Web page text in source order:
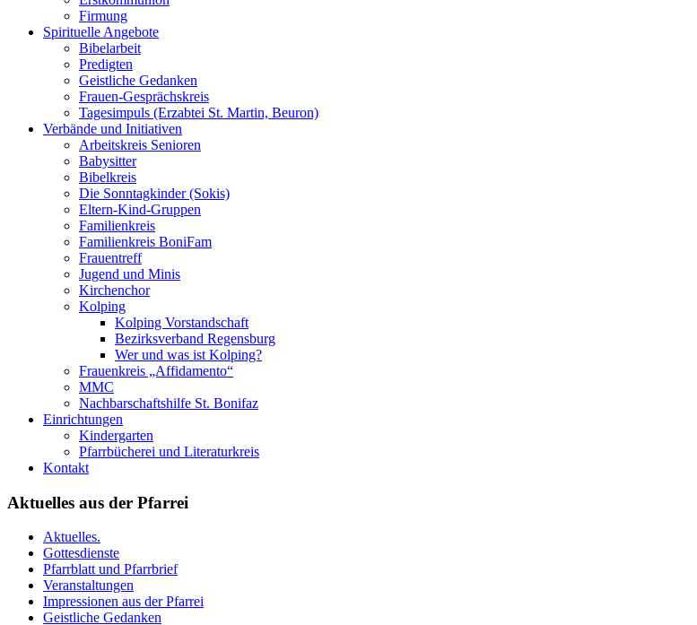
Firmung
Spirituelle Angebote
Bibelarbeit
Predigten
Geistliche Gedanken
Frauen-Gesprächskreis
Tagesimpuls (Erzabtei St. Martin, Beuron)
Verbände und Initiativen
Arbeitskreis Senioren
Babysitter
Bibelkreis
Die Sonntagkinder (Sokis)
Eltern-Kind-Gruppen
Familienkreis
Familienkreis BoniFam
Frauentreff
Jugend und Minis
Kirchenchor
Kolping
Kolping Vorstandschaft
Bezirksverband Regensburg
Wer und was ist Kolping?
Frauenkreis „Affidamento“
MMC
Nachbarschaftshilfe St. Bonifaz
Einrichtungen
Kindergarten
Pfarrbücherei und Literaturkreis
Kontakt
Aktuelles aus der Pfarrei
Aktuelles.
Gottesdienste
Pfarrblatt und Pfarrbrief
Veranstaltungen
Impressionen aus der Pfarrei
Geistliche Gedanken